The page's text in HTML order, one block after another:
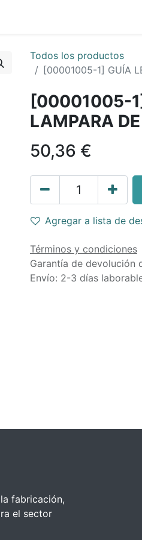
Todos los productos
[00001005-1] GUÍA
[00001005-
LAMPARA
50,36 €
Agregar a lista de
Términos y condiciones
Garantía de devolución
Envío: 2-3 días
fabricación,
el sector